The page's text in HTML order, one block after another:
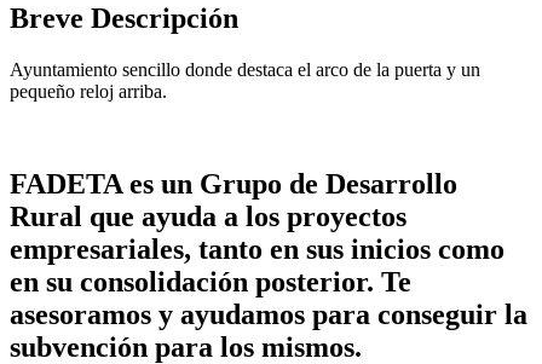
Breve Descripción
Ayuntamiento sencillo donde destaca el arco de la puerta y un
pequeño reloj arriba.
FADETA es un Grupo de Desarrollo
Rural que ayuda a los proyectos
empresariales, tanto en sus inicios como
en su consolidación posterior. Te
asesoramos y ayudamos para conseguir la
subvención para los mismos.